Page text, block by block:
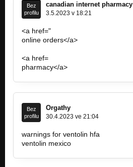
Bez
profilu
canadian internet pharmacy
3.5.2023 v 18:21
<a href="
online orders</a>
<a href=
pharmacy</a>
Bez
profilu
Orgathy
30.4.2023 ve 21:04
warnings for ventolin hfa
ventolin mexico